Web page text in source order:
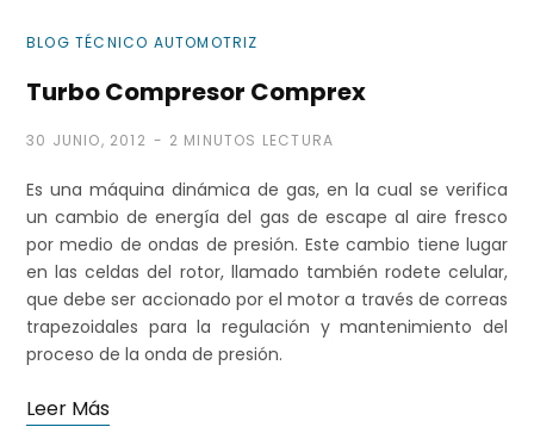
BLOG TÉCNICO AUTOMOTRIZ
Turbo Compresor Comprex
30 JUNIO, 2012 2 MINUTOS LECTURA
Es una máquina dinámica de gas, en la cual se verifica
un cambio de energía del gas de escape al aire fresco
por medio de ondas de presión. Este cambio tiene lugar
en las celdas del rotor, llamado también rodete celular,
que debe ser accionado por el motor a través de correas
trapezoidales para la regulación y mantenimiento del
proceso de la onda de presión.
Leer Más